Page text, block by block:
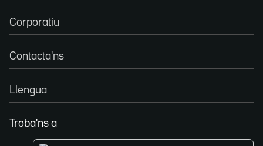
Corporatiu
Contacta'ns
Llengua
Troba'ns a